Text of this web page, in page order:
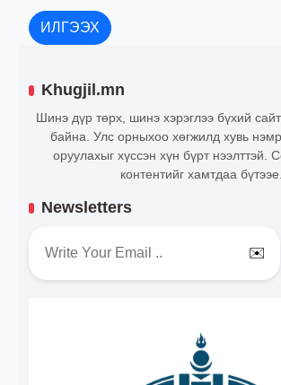
ИЛГЭЭХ
Khugjil.mn
Шинэ дүр төрх, шинэ хэрэглээ бүхий
байна. Улс орныхоо хөгжилд хувь
оруулахыг хүссэн хүн бүрт нээлттэй.
контентийг хамтдаа бүтээе.
Newsletters
✉️